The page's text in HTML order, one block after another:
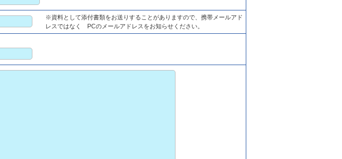
※資料として添付書類をお送りすることがありますので、携帯メールアド
レスではなく PCのメールアドレスをお知らせください。